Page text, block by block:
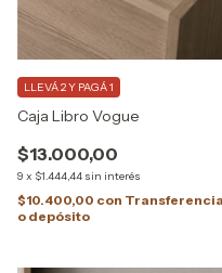
Caja Libro Vogue
$13.000,00
9 x $1.444,44 sin interés
LLEVÁ 2 Y PAGÁ 1
$10.400,00 con Transferencia
o depósito